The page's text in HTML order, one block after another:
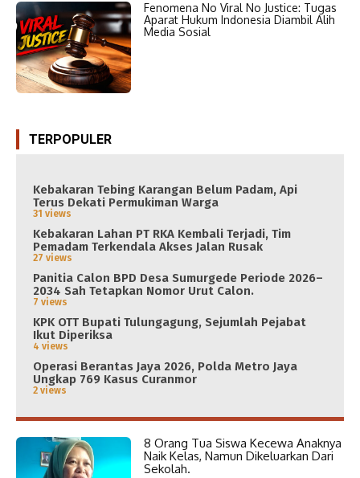
Fenomena No Viral No Justice: Tugas
Aparat Hukum Indonesia Diambil Alih
Media Sosial
TERPOPULER
Kebakaran Tebing Karangan Belum Padam, Api
Terus Dekati Permukiman Warga
31 views
Kebakaran Lahan PT RKA Kembali Terjadi, Tim
Pemadam Terkendala Akses Jalan Rusak
27 views
Panitia Calon BPD Desa Sumurgede Periode 2026–
2034 Sah Tetapkan Nomor Urut Calon.
7 views
KPK OTT Bupati Tulungagung, Sejumlah Pejabat
Ikut Diperiksa
4 views
Operasi Berantas Jaya 2026, Polda Metro Jaya
Ungkap 769 Kasus Curanmor
2 views
8 Orang Tua Siswa Kecewa Anaknya
Naik Kelas, Namun Dikeluarkan Dari
Sekolah.